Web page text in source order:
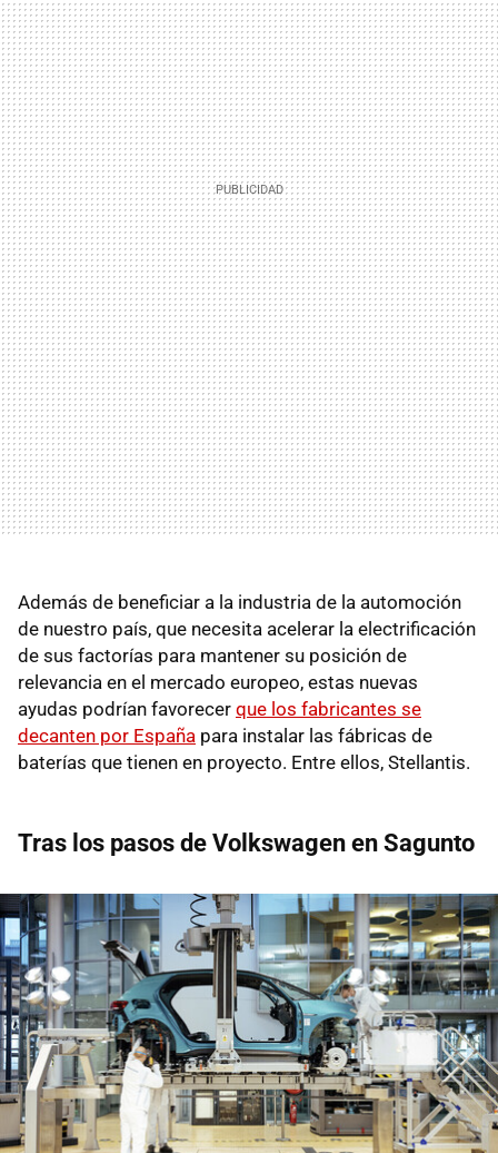
Además de beneficiar a la industria de la automoción
de nuestro país, que necesita acelerar la electrificación
de sus factorías para mantener su posición de
relevancia en el mercado europeo, estas nuevas
ayudas podrían favorecer que los fabricantes se
decanten por España para instalar las fábricas de
baterías que tienen en proyecto. Entre ellos, Stellantis.
Tras los pasos de Volkswagen en Sagunto